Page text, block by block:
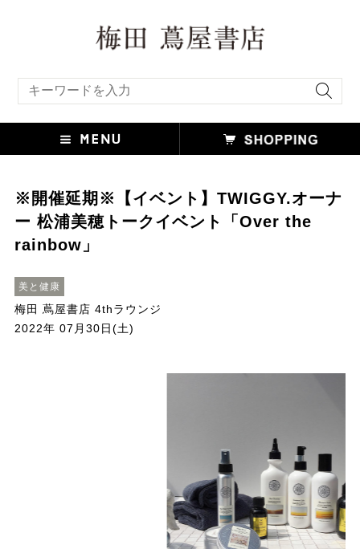
※開催延期※【イベント】TWIGGY.オーナ
ー 松浦美穂トークイベント「Over the
rainbow」
美と健康
梅田 蔦屋書店 4thラウンジ
2022年 07月30日(土)